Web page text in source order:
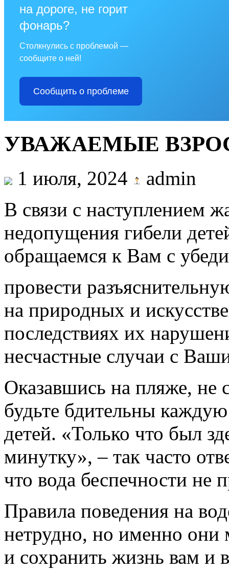
на дороге, не горит
фонарь?
Столкнулись с проблемой —
сообщите о ней!
Сообщить о проблеме
УВАЖАЕМЫЕ
1 июля, 2024
admin
В связи с наступлением
недопущения гибели
обращаемся к Вам с
провести
на природных и
последствиях их
несчастные случаи с
Оказавшись на пляже, не
будьте бдительны
детей. «Только что был
минутку», – так часто
что вода беспечности не
Правила поведения на
нетрудно, но именно они
и сохранить жизнь вам и